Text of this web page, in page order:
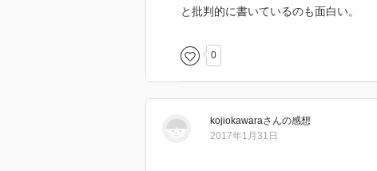
と批判的に書いているのも面白い。
0
kojiokawaraさんの感想
2017年1月31日